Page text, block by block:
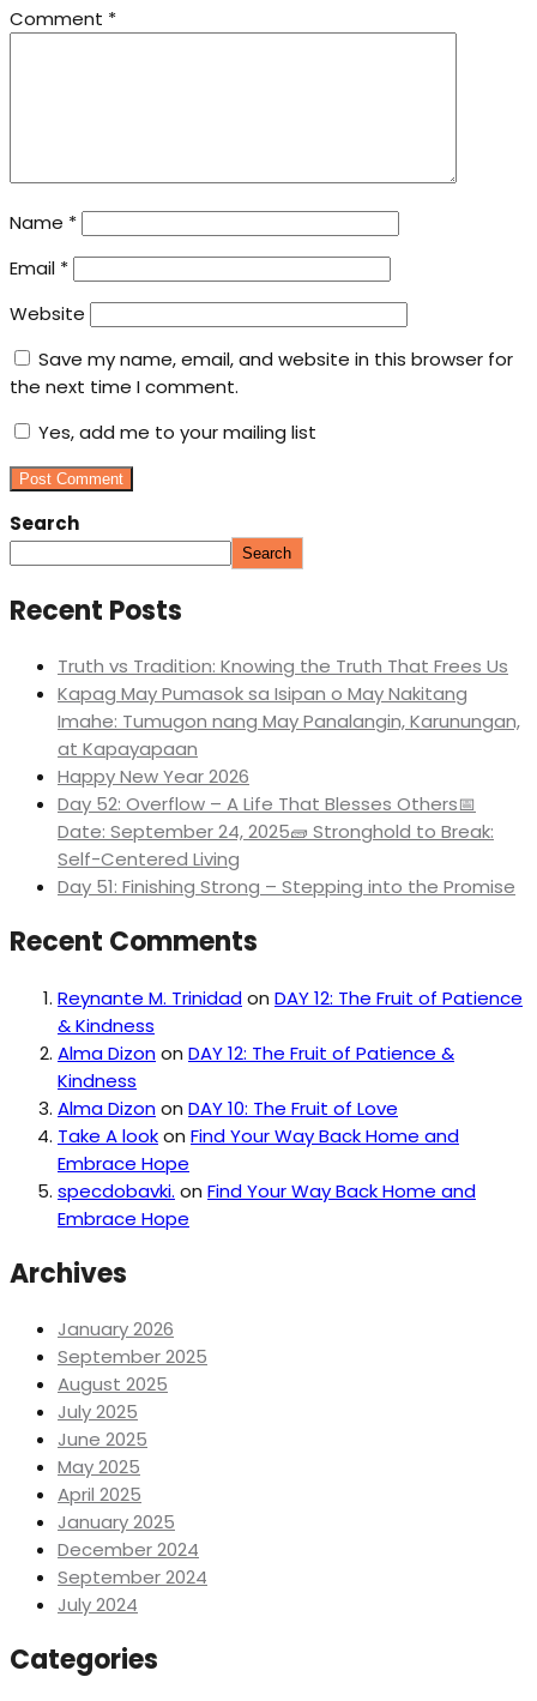
Comment *
Name *
Email *
Website
Save my name, email, and website in this browser for
the next time I comment.
Yes, add me to your mailing list
Search
Search
Recent Posts
Truth vs Tradition: Knowing the Truth That Frees Us
Kapag May Pumasok sa Isipan o May Nakitang
Imahe: Tumugon nang May Panalangin, Karunungan,
at Kapayapaan
Happy New Year 2026
Day 52: Overflow – A Life That Blesses Others📅
Date: September 24, 2025🧱 Stronghold to Break:
Self-Centered Living
Day 51: Finishing Strong – Stepping into the Promise
Recent Comments
Reynante M. Trinidadon DAY 12: The Fruit of Patience
& Kindness
Alma Dizonon DAY 12: The Fruit of Patience &
Kindness
Alma Dizonon DAY 10: The Fruit of Love
Take A lookon Find Your Way Back Home and
Embrace Hope
specdobavki. on Find Your Way Back Home and
Embrace Hope
Archives
January 2026
September 2025
August 2025
July 2025
June 2025
May 2025
April 2025
January 2025
December 2024
September 2024
July 2024
Categories